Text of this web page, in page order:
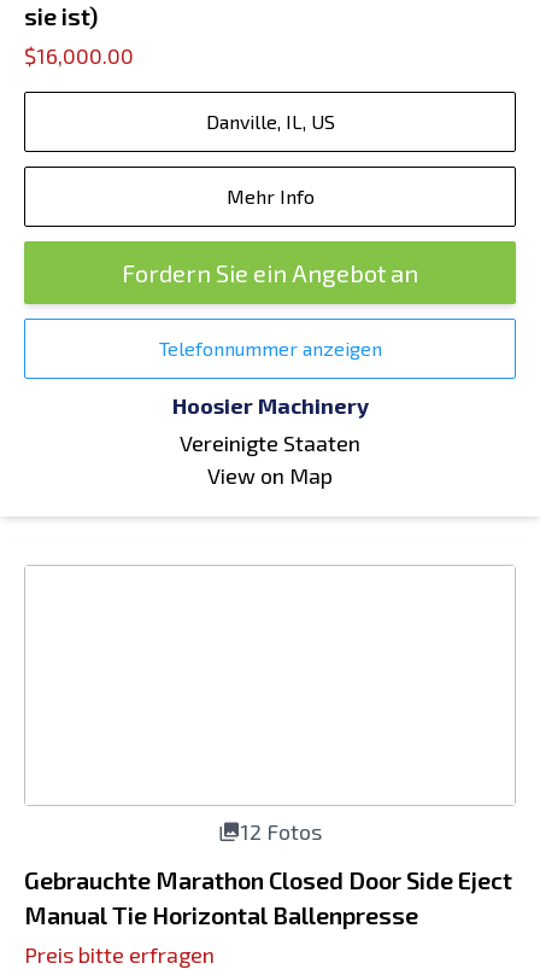
sie ist)
$16,000.00
Danville, IL, US
Mehr Info
Fordern Sie ein Angebot an
Telefonnummer anzeigen
Hoosier Machinery
Vereinigte Staaten
View on Map
12 Fotos
Gebrauchte Marathon Closed Door Side Eject
Manual Tie Horizontal Ballenpresse
Preis bitte erfragen